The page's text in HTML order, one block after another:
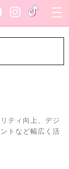
ティ向上、デジ
トなど幅広く活